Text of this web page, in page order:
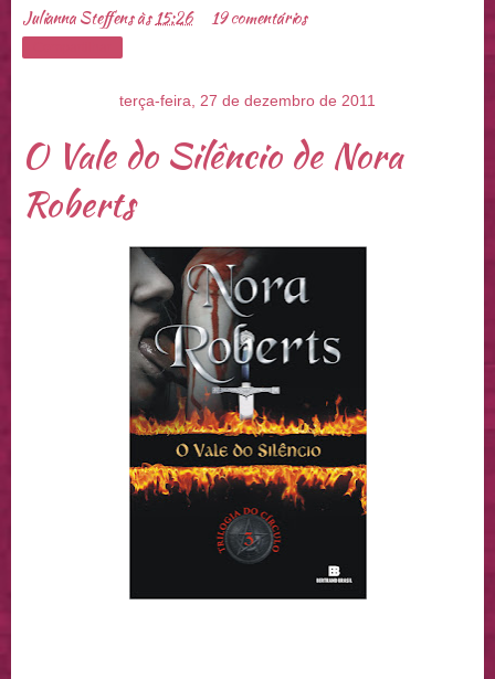
Julianna Steffensàs 15:26 19 comentários
terça-feira, 27 de dezembro de 2011
O Vale do Silêncio de Nora
Roberts